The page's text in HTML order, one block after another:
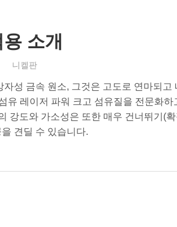
용 소개
니켈판
성 금속 원소, 그것은 고도로 연마되고
유 레이저 파워 크고 섬유질을 전문화하
강도와 가소성은 또한 매우 건너뛰기(
견딜 수 있습니다.